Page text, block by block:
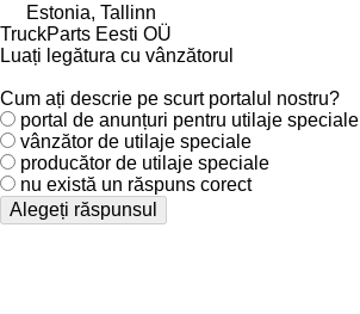
Estonia, Tallinn
TruckParts Eesti OÜ
Luați legătura cu vânzătorul
Cum ați descrie pe scurt portalul nostru?
portal de anunțuri pentru utilaje speciale
vânzător de utilaje speciale
producător de utilaje speciale
nu există un răspuns corect
Alegeți răspunsul